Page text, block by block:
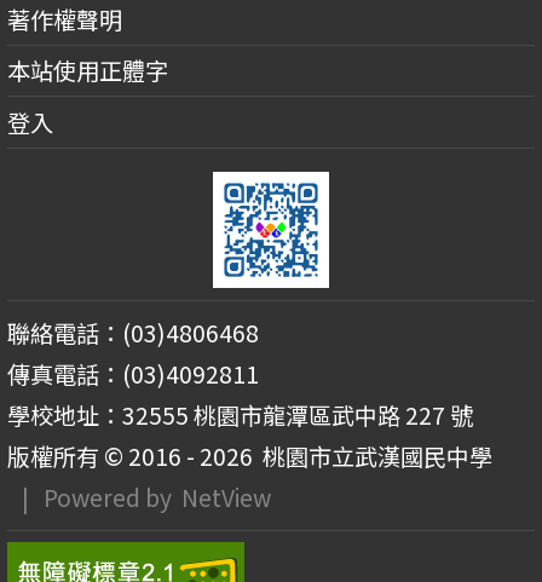
著作權聲明
本站使用正體字
登入
聯絡電話：(03)4806468
傳真電話：(03)4092811
學校地址：32555 桃園市龍潭區武中路 227 號
版權所有 © 2016 - 2026 桃園市立武漢國民中學
| Powered by NetView